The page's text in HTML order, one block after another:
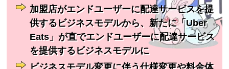
加盟店がエンドユーザーに配達サービスを提
供するビジネスモデルから、新たに「Uber
Eats」が直でエンドユーザーに配達サービス
を提供するビジネスモデルに